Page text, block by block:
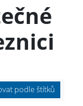
podle štítků